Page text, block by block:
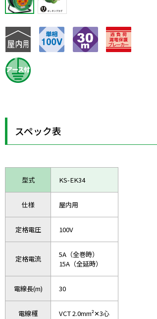
スペック表
型式 KS-EK34
仕様 屋内用
定格電圧 100V
定格電流
5A（全巻時）
15A（全延時）
電線長(m) 30
電線種 VCT 2.0mm²✕3心